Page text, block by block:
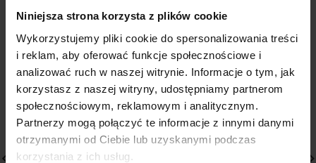
Niniejsza strona korzysta z plików cookie
Wykorzystujemy pliki cookie do spersonalizowania treści
i reklam, aby oferować funkcje społecznościowe i
analizować ruch w naszej witrynie. Informacje o tym, jak
korzystasz z naszej witryny, udostępniamy partnerom
społecznościowym, reklamowym i analitycznym.
Partnerzy mogą połączyć te informacje z innymi danymi
otrzymanymi od Ciebie lub uzyskanymi podczas
korzystania z ich usług.
PODOBNE PRODUKTY